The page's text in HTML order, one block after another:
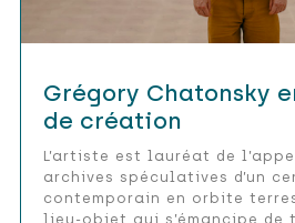
Grégory Chatonsky
de création
L’artiste est lauréat de
archives spéculatives d’un
contemporain en orbite
lieu-objet qui s’émancipe